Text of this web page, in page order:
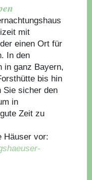
mit
einen Ort für
In den
in ganz Bayern,
bis hin
Sie sicher den
in
Zeit zu
Häuser vor: